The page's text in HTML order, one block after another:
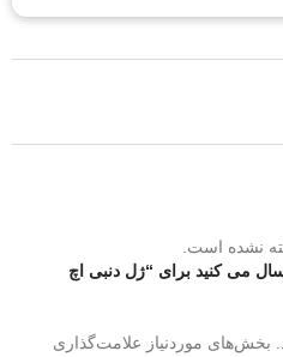
نشده است.
می کنید برای “ژل دنبی اچ
بخش‌های موردنیاز علامت‌گذاری